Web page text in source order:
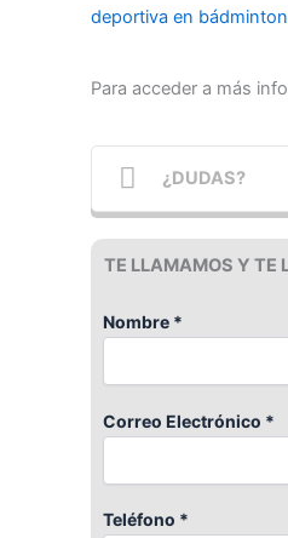
deportiva en bádminton
Para acceder a más
¿DUDAS?
TE LLAMAMOS Y TE
Nombre *
Correo Electrónico *
Teléfono *